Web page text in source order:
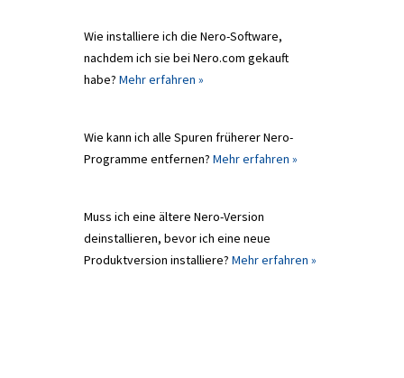
Wie installiere ich die Nero-Software,
nachdem ich sie bei Nero.com gekauft
habe? Mehr erfahren »
Wie kann ich alle Spuren früherer Nero-
Programme entfernen? Mehr erfahren »
Muss ich eine ältere Nero-Version
deinstallieren, bevor ich eine neue
Produktversion installiere? Mehr erfahren »